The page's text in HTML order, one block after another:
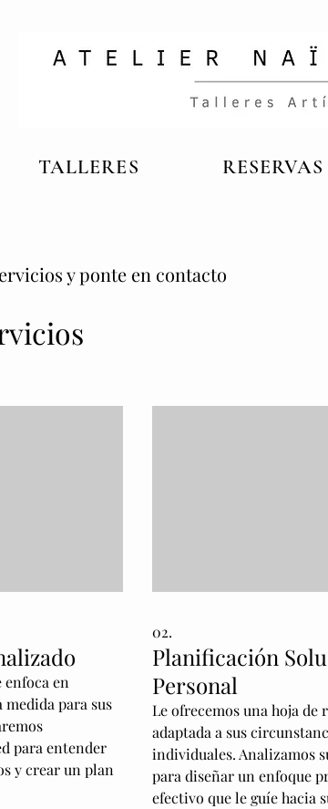
TALLERES RESERVAS
y ponte en contacto
en
para sus
para entender
y crear un plan
objetivos.
02.
Planificación
Personal
Le ofrecemos una hoja de
adaptada a sus
individuales. Analizamos
para diseñar un enfoque
efectivo que le guíe hacia